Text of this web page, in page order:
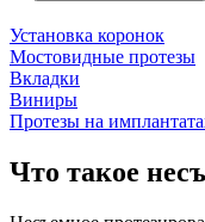
Установка коронок
Мостовидные протезы
Вкладки
Виниры
Протезы на
Что такое